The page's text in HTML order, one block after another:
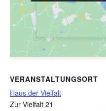
VERANSTALTUNGSORT
Haus der Vielfalt
Zur Vielfalt 21